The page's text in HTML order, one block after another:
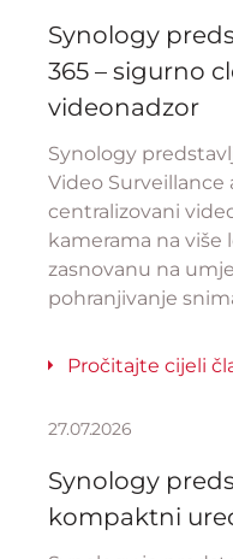
Synology
365 – sigurno
videonadzor
Synology
Video Surveillance
centralizovani
kamerama na više
zasnovanu na
pohranjivanje
Pročitajte cijeli
27.07.2026
Synology
kompaktni